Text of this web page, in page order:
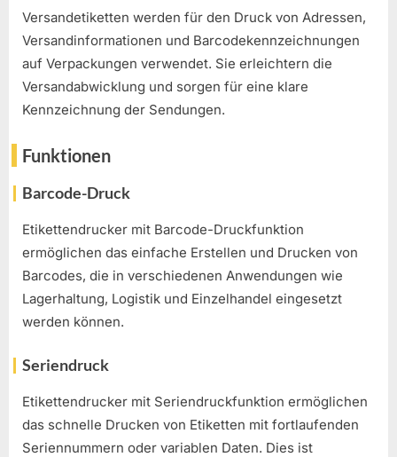
Versandetiketten werden für den Druck von Adressen,
Versandinformationen und Barcodekennzeichnungen
auf Verpackungen verwendet. Sie erleichtern die
Versandabwicklung und sorgen für eine klare
Kennzeichnung der Sendungen.
Funktionen
Barcode-Druck
Etikettendrucker mit Barcode-Druckfunktion
ermöglichen das einfache Erstellen und Drucken von
Barcodes, die in verschiedenen Anwendungen wie
Lagerhaltung, Logistik und Einzelhandel eingesetzt
werden können.
Seriendruck
Etikettendrucker mit Seriendruckfunktion ermöglichen
das schnelle Drucken von Etiketten mit fortlaufenden
Seriennummern oder variablen Daten. Dies ist